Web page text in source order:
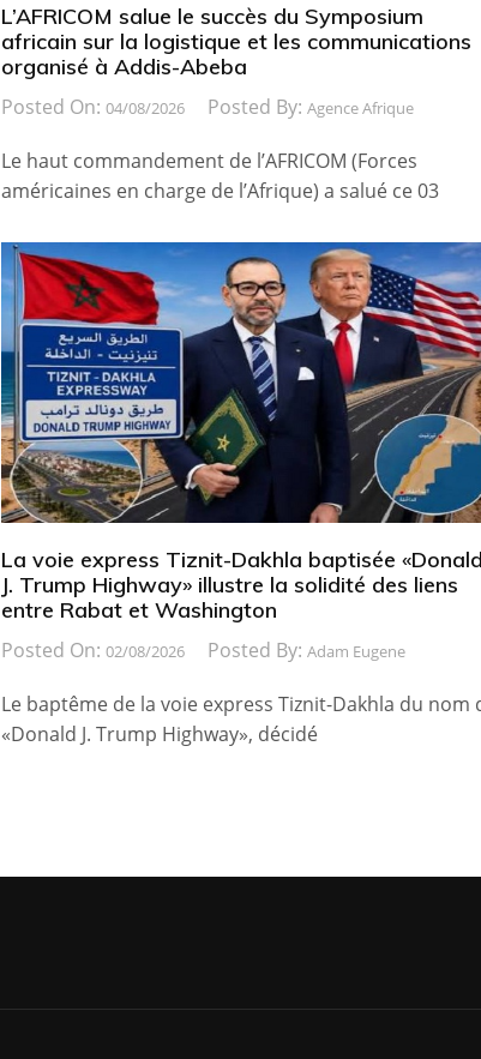
L’AFRICOM salue le succès du Symposium
africain sur la logistique et les communications
organisé à Addis-Abeba
Posted On: 04/08/2026 Posted By: Agence Afrique
Le haut commandement de l’AFRICOM (Forces
américaines en charge de l’Afrique) a salué ce 03
La voie express Tiznit-Dakhla baptisée
J. Trump Highway» illustre la solidité des liens
entre Rabat et Washington
Posted On: 02/08/2026 Posted By: Adam Eugene
Le baptême de la voie express Tiznit-Dakhla du nom
«Donald J. Trump Highway», décidé